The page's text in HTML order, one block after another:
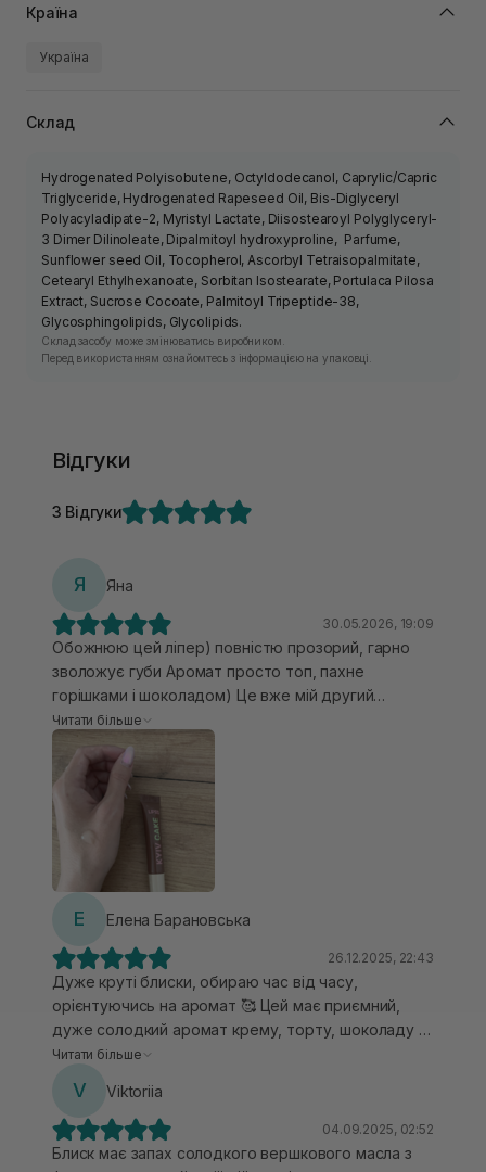
Країна
Україна
Склад
Hydrogenated Polyisobutene, Octyldodecanol, Caprylic/Capric
Triglyceride, Hydrogenated Rapeseed Oil, Bis-Diglyceryl
Polyacyladipate-2, Myristyl Lactate, Diisostearoyl Polyglyceryl-
3 Dimer Dilinoleate, Dipalmitoyl hydroxyproline, Parfume,
Sunflower seed Oil, Tocopherol, Ascorbyl Tetraisopalmitate,
Cetearyl Ethylhexanoate, Sorbitan Isostearate, Portulaca Pilosa
Extract, Sucrose Cocoate, Palmitoyl Tripeptide-38,
Glycosphingolipids, Glycolipids.
Склад засобу може змінюватись виробником.
Перед використанням ознайомтесь з інформацією на упаковці.
Відгуки
3 Відгуки
Я Яна
30.05.2026, 19:09
Обожнюю цей ліпер) повністю прозорий, гарно
зволожує губи Аромат просто топ, пахне
горішками і шоколадом) Це вже мій другий
київський торт Чомусь прозорі мені більше всього
заходять. Бо їх можна і протягом дня і на ніч
використовувати
Читати більше
Е Елена Барановська
26.12.2025, 22:43
Дуже круті блиски, обираю час від часу,
орієнтуючись на аромат 🥰 Цей має приємний,
дуже солодкий аромат крему, торту, шоколаду 🤤
Прозорий, густий, легко наноситься на вуста та
збирається. Подобається все, замінила ним всі
блиски, а якщо хочеться кольору - даю під нього
олівчик для губ і виходить вау.
Читати більше
V Viktoriia
04.09.2025, 02:52
Блиск має запах солодкого вершкового масла з